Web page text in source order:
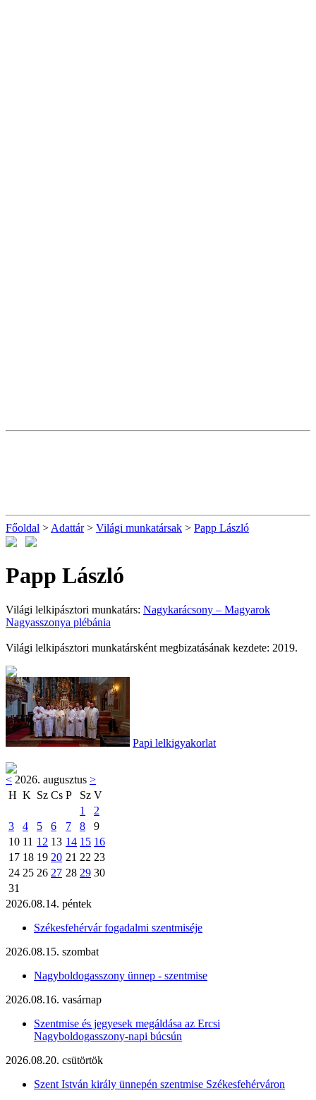
Főoldal > Adattár> Világi munkatársak > Papp László
Papp László
Világi lelkipásztori munkatárs: Nagykarácsony – Magyarok
Nagyasszonya plébánia
Világi lelkipásztori munkatársként megbizatásának kezdete: 2019.
Papi lelkigyakorlat
< 2026. augusztus >
H K Sz Cs P Sz V
1
2
3
4 5 6 7 8
9
10 11 12 13 14 15 16
17 18 19 20 21 22 23
24 25 26 27 28 29 30
31
2026.08.14. péntek
Székesfehérvár fogadalmi szentmiséje
2026.08.15. szombat
Nagyboldogasszony ünnep - szentmise
2026.08.16. vasárnap
Szentmise és jegyesek megáldása az Ercsi
Nagyboldogasszony-napi búcsún
2026.08.20. csütörtök
Szent István király ünnepén szentmise Székesfehérváron